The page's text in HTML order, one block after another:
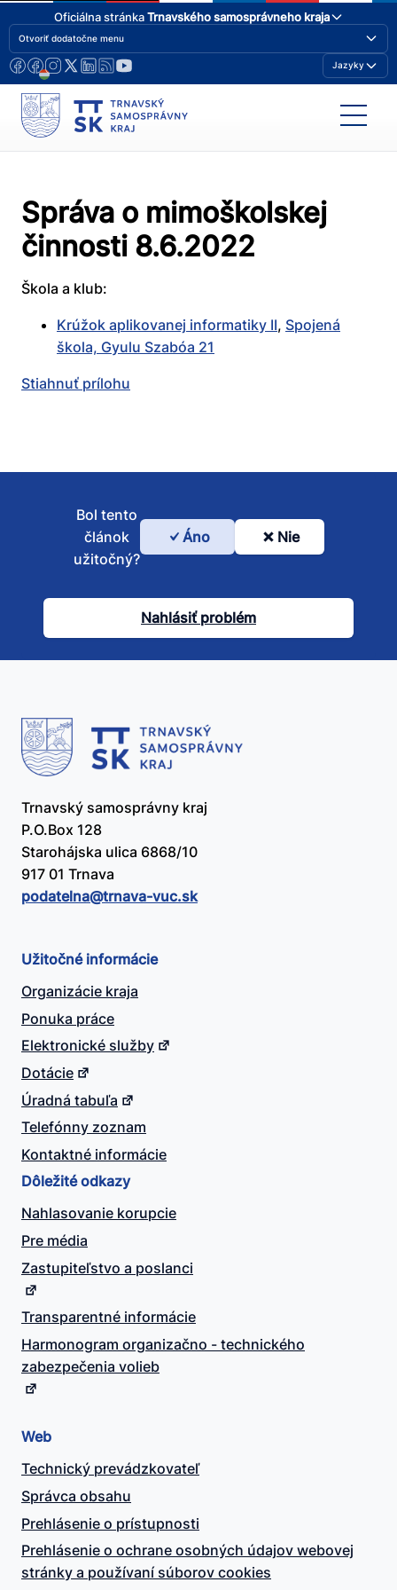
Oficiálna stránkaTrnavského samosprávneho kraja
Otvoriť dodatočne menu
Jazyky
Správa o mimoškolskej
činnosti 8.6.2022
Škola a klub:
Krúžok aplikovanej informatiky II, Spojená
škola, Gyulu Szabóa 21
Stiahnuť prílohu
Bol
článok
užitočný?
Bol tento
článok
užitočný?
Áno Nie
Nahlásiť problém
Trnavský samosprávny kraj
P.O.Box 128
Starohájska ulica 6868/10
917 01 Trnava
podatelna@​trnava-vuc.sk
Užitočné informácie
Organizácie kraja
Ponuka práce
Elektronické služby
Dotácie
Úradná tabuľa
Telefónny zoznam
Kontaktné informácie
Dôležité odkazy
Nahlasovanie korupcie
Pre média
Zastupiteľstvo a poslanci
Transparentné informácie
Harmonogram organizačno - technického
zabezpečenia volieb
Web
Technický prevádzkovateľ
Správca obsahu
Prehlásenie o prístupnosti
Prehlásenie o ochrane osobných údajov webovej
stránky a používaní súborov cookies